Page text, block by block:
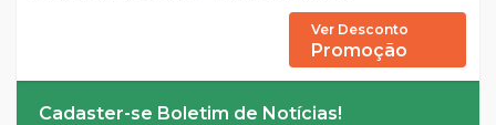
Ver Desconto
Promoção
Cadaster-se Boletim de Notícias!